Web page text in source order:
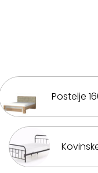
Postelje